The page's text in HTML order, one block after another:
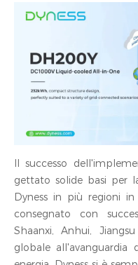
Il successo
gettato solide basi per
Dyness in più regioni
consegnato con
Shaanxi, Anhui,
globale